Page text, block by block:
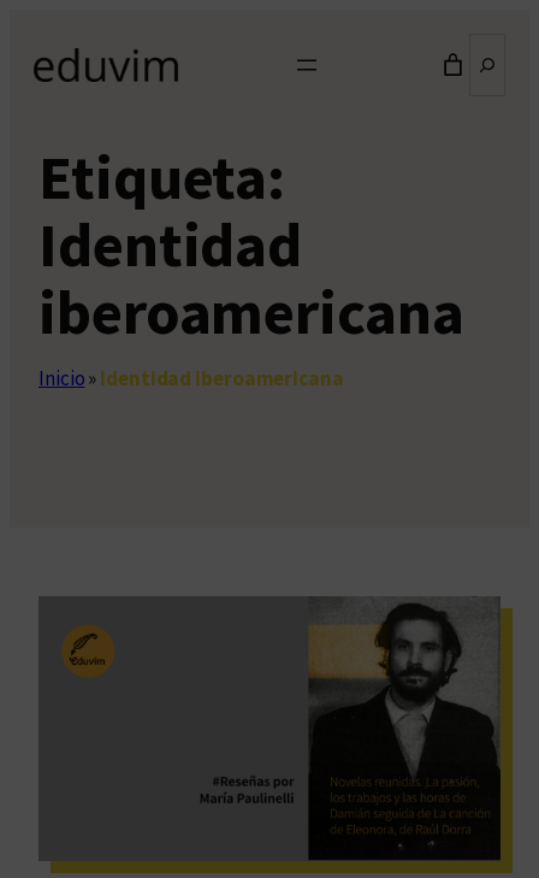
contenido
Etiqueta:
Identidad
iberoamericana
Inicio»Identidad iberoamericana